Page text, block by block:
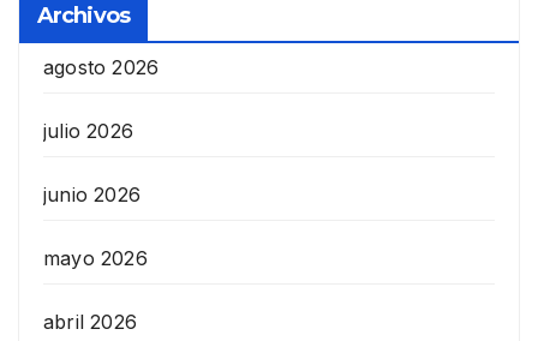
Archivos
agosto 2026
julio 2026
junio 2026
mayo 2026
abril 2026